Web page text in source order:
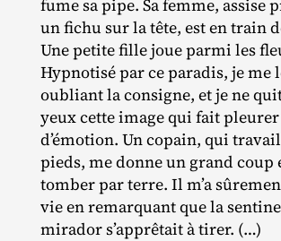
fume sa pipe. Sa femme, assise
un fichu sur la tête, est en train
Une petite fille joue parmi les
Hypnotisé par ce paradis, je me
oubliant la consigne, et je ne
yeux cette image qui fait
d’émotion. Un copain, qui
pieds, me donne un grand coup
tomber par terre. Il m’a
vie en remarquant que la
mirador s’apprêtait à tirer. (…)